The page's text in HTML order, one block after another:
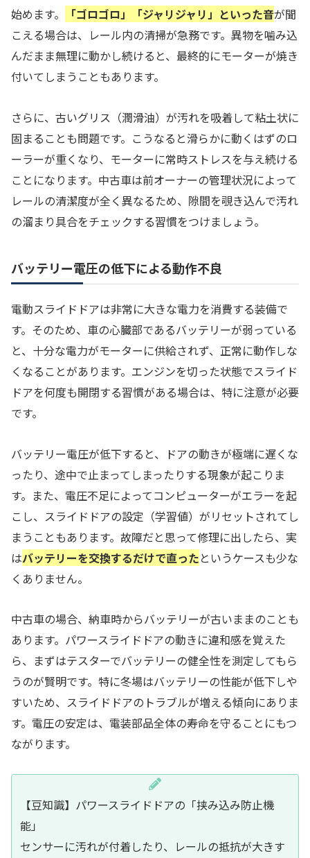
始めます。
「ゴロゴロ」「ジャリジャリ」といった音が聞
こえる場合は、レール内の清掃が急務です。異物を噛み込
んだまま無理に動かし続けると、最終的にモーターが焼き
付いてしまうこともあります。
さらに、古いグリス（潤滑油）が汚れを吸着して粘土状に
固まることも問題です。こうなると滑らかに動くはずのロ
ーラーが重くなり、モーターに常時ストレスを与え続ける
ことになります。中古車は前オーナーの管理状況によって
レールの清潔度が全く異なるため、隙間を覗き込んで汚れ
の溜まり具合をチェックする習慣をつけましょう。
バッテリー電圧の低下による動作不良
電動スライドドアは非常に大きな電力を消費する装備で
す。そのため、車の心臓部であるバッテリーが弱っている
と、十分な電力がモーターに供給されず、正常に動作しな
くなることがあります。エンジンを切った状態でスライド
ドアを何度も開閉する習慣がある場合は、特に注意が必要
です。
バッテリー電圧が低下すると、ドアの動きが極端に遅くな
ったり、途中で止まってしまったりする現象が起こりま
す。また、電圧不足によってコンピューターがエラーを起
こし、スライドドアの設定（学習値）がリセットされてし
まうこともあります。故障だと思って修理に出したら、実
はバッテリーを交換するだけで直ったというケースも少な
くありません。
中古車の場合、納車時からバッテリーが古いままのことも
あります。パワースライドドアの動きに違和感を覚えた
ら、まずはテスターでバッテリーの健全性を測定してもら
うのが賢明です。特に冬場はバッテリーの性能が低下しや
すいため、スライドドアのトラブルが増える傾向にありま
す。電圧の安定は、電装部品全体の寿命を守ることにもつ
ながります。
【豆知識】パワースライドドアの「挟み込み防止機
能」
センサーに汚れが付着したり、レールの抵抗が大きす